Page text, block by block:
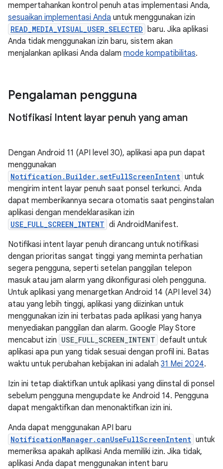
mempertahankan kontrol penuh atas implementasi Anda,
sesuaikan implementasi Anda untuk menggunakan izin
READ_MEDIA_VISUAL_USER_SELECTED baru. Jika aplikasi
Anda tidak menggunakan izin baru, sistem akan
menjalankan aplikasi Anda dalam mode kompatibilitas.
Pengalaman pengguna
Notifikasi Intent layar penuh yang aman
Dengan Android 11 (API level 30), aplikasi apa pun dapat
menggunakan
Notification.Builder.setFullScreenIntent untuk
mengirim intent layar penuh saat ponsel terkunci. Anda
dapat memberikannya secara otomatis saat penginstalan
aplikasi dengan mendeklarasikan izin
USE_FULL_SCREEN_INTENT di AndroidManifest.
Notifikasi intent layar penuh dirancang untuk notifikasi
dengan prioritas sangat tinggi yang meminta perhatian
segera pengguna, seperti setelan panggilan telepon
masuk atau jam alarm yang dikonfigurasi oleh pengguna.
Untuk aplikasi yang menargetkan Android 14 (API level 34)
atau yang lebih tinggi, aplikasi yang diizinkan untuk
menggunakan izin ini terbatas pada aplikasi yang hanya
menyediakan panggilan dan alarm. Google Play Store
mencabut izin USE_FULL_SCREEN_INTENT default untuk
aplikasi apa pun yang tidak sesuai dengan profil ini. Batas
waktu untuk perubahan kebijakan ini adalah 31 Mei 2024.
Izin ini tetap diaktifkan untuk aplikasi yang diinstal di ponsel
sebelum pengguna mengupdate ke Android 14. Pengguna
dapat mengaktifkan dan menonaktifkan izin ini.
Anda dapat menggunakan API baru
NotificationManager.canUseFullScreenIntent untuk
memeriksa apakah aplikasi Anda memiliki izin. Jika tidak,
aplikasi Anda dapat menggunakan intent baru